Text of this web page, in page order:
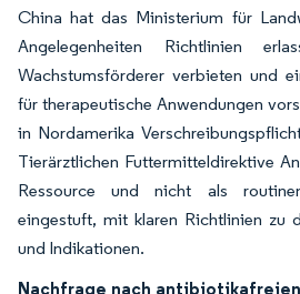
China hat das Ministerium für
Angelegenheiten Richtlinien
Wachstumsförderer verbieten und
für therapeutische Anwendungen
in Nordamerika
Tierärztlichen Futtermitteldirektive
Ressource und nicht als
eingestuft, mit klaren Richtlinien zu
und Indikationen.
Nachfrage nach